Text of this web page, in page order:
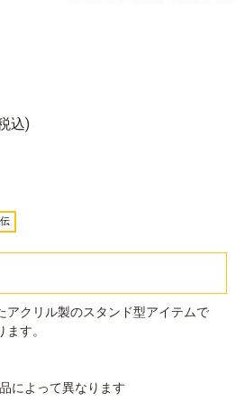
込)
アクリル製のスタンド型アイテムで
す。
によって異なります